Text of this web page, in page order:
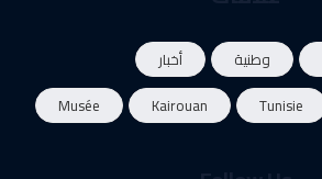
وطنية
أخبار
Tunisie
Kairouan
Musée